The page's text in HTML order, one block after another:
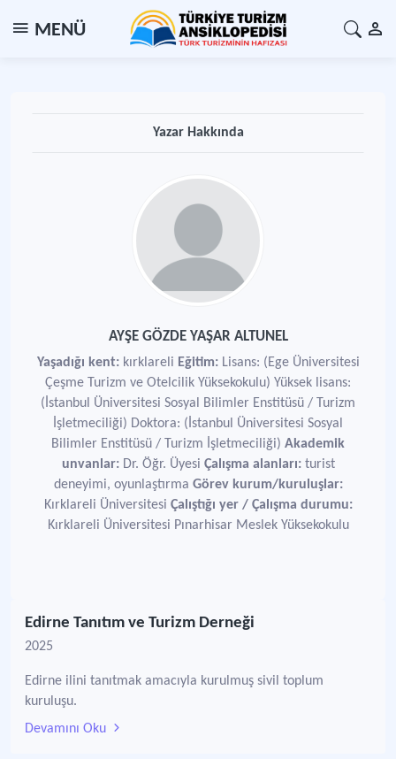
MENÜ
Yazar Hakkında
AYŞE GÖZDE YAŞAR ALTUNEL
Yaşadığı kent:kırklareli Eğitim:Lisans: (Ege Üniversitesi
Çeşme Turizm ve Otelcilik Yüksekokulu) Yüksek lisans:
(İstanbul Üniversitesi Sosyal Bilimler Enstitüsü / Turizm
İşletmeciliği) Doktora: (İstanbul Üniversitesi Sosyal
Bilimler Enstitüsü / Turizm İşletmeciliği) Akademik
unvanlar:Dr. Öğr. Üyesi Çalışma alanları:turist
deneyimi, oyunlaştırma Görev kurum/kuruluşlar:
Kırklareli Üniversitesi Çalıştığı yer / Çalışma durumu:
Kırklareli Üniversitesi Pınarhisar Meslek Yüksekokulu
Edirne Tanıtım ve Turizm Derneği
2025
Edirne ilini tanıtmak amacıyla kurulmuş sivil toplum
kuruluşu.
Devamını Oku